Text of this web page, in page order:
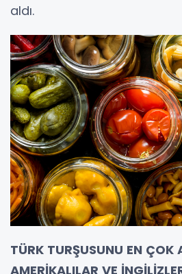
aldı.
TÜRK TURŞUSUNU EN ÇOK
AMERİKALILAR VE